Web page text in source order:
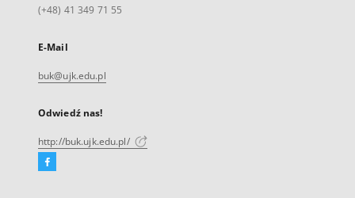
(+48) 41 349 71 55
E-Mail
buk@ujk.edu.pl
Odwiedź nas!
http://buk.ujk.edu.pl/
Facebook